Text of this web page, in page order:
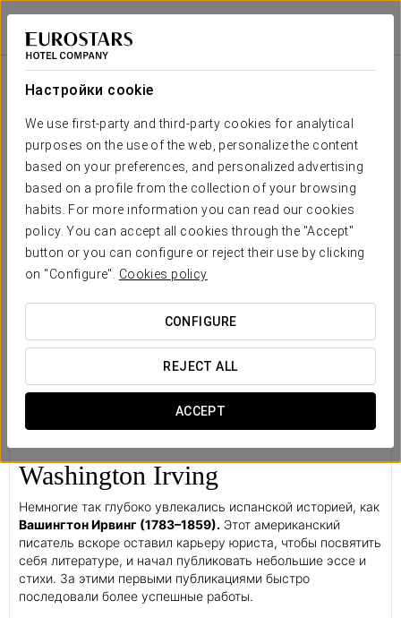
Настройки cookie
We use first-party and third-party cookies for analytical
purposes on the use of the web, personalize the content
based on your preferences, and personalized advertising
based on a profile from the collection of your browsing
habits. For more information you can read our cookies
policy. You can accept all cookies through the "Accept"
button or you can configure or reject their use by clicking
on "Configure". Cookies policy
CONFIGURE
REJECT ALL
ACCEPT
Áurea Washington Irving
ГРАНАДА
История здания
знакового здания и автора, чьиCuentos de la Alhambra
(1832) вдохновили дух и интерьерный дизайн, которые
сегодня определяют атмосферу Áurea Washington Irving
5*.
Washington Irving
Немногие так глубоко увлекались испанской историей, как
Вашингтон Ирвинг (1783–1859). Этот американский
писатель вскоре оставил карьеру юриста, чтобы посвятить
себя литературе, и начал публиковать небольшие эссе и
стихи. За этими первыми публикациями быстро
последовали более успешные работы.